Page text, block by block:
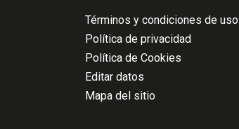
Términos y condiciones de uso
Política de privacidad
Política de Cookies
Editar datos
Mapa del sitio